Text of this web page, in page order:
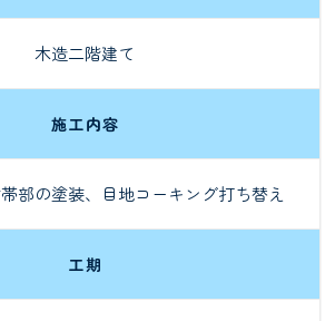
木造二階建て
施工内容
部の塗装、目地コーキング打ち替え
工期